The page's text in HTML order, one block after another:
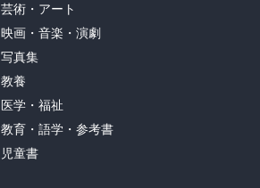
芸術・アート
映画・音楽・演劇
写真集
教養
医学・福祉
教育・語学・参考書
児童書